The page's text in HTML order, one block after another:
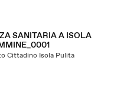
SANITARIA A ISOLA
Cittadino Isola Pulita